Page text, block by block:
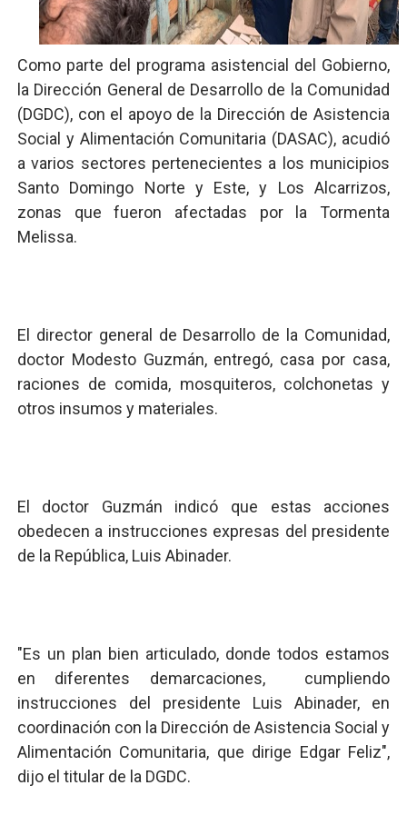
SNS y el SRSO actualizan Manual de Comunicación
Osiris de León responde a Roberto Tineo y a Yeisy
DGPCF: 55 años sembrando desarrollo y
Operativo interagencial frena delitos ambientales y
-Propeep y Gestión Presidencial encabezan entrega
Como parte del programa asistencial del Gobierno,
la Dirección General de Desarrollo de la Comunidad
(DGDC), con el apoyo de la Dirección de Asistencia
Social y Alimentación Comunitaria (DASAC), acudió
a varios sectores pertenecientes a los municipios
Santo Domingo Norte y Este, y Los Alcarrizos,
zonas que fueron afectadas por la Tormenta
Melissa.
El director general de Desarrollo de la Comunidad,
doctor Modesto Guzmán, entregó, casa por casa,
raciones de comida, mosquiteros, colchonetas y
otros insumos y materiales.
El doctor Guzmán indicó que estas acciones
obedecen a instrucciones expresas del presidente
de la República, Luis Abinader.
"Es un plan bien articulado, donde todos estamos
en diferentes demarcaciones, cumpliendo
instrucciones del presidente Luis Abinader, en
coordinación con la Dirección de Asistencia Social y
Alimentación Comunitaria, que dirige Edgar Feliz",
dijo el titular de la DGDC.